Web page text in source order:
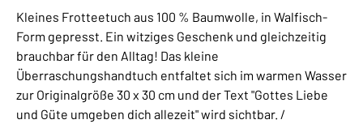
Kleines Frotteetuch aus 100 % Baumwolle, in Walfisch-
Form gepresst. Ein witziges Geschenk und gleichzeitig
brauchbar für den Alltag! Das kleine
Überraschungshandtuch entfaltet sich im warmen Wasser
zur Originalgröße 30 x 30 cm und der Text "Gottes Liebe
und Güte umgeben dich allezeit" wird sichtbar. /